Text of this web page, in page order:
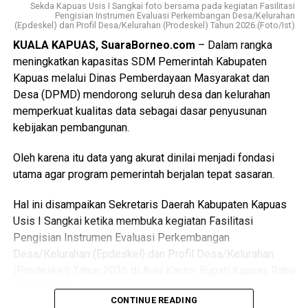
WhatsApp 0 Facebook 0
Messenger 0 Twitter/X 0
Sekda Kapuas Usis I Sangkai foto bersama pada kegiatan Fasilitasi
Pengisian Instrumen Evaluasi Perkembangan Desa/Kelurahan
(Epdeskel) dan Profil Desa/Kelurahan (Prodeskel) Tahun 2026.(Foto/Ist)
KUALA KAPUAS, SuaraBorneo.com – Dalam rangka
meningkatkan kapasitas SDM Pemerintah Kabupaten
Kapuas melalui Dinas Pemberdayaan Masyarakat dan
Desa (DPMD) mendorong seluruh desa dan kelurahan
memperkuat kualitas data sebagai dasar penyusunan
kebijakan pembangunan.
Oleh karena itu data yang akurat dinilai menjadi fondasi
utama agar program pemerintah berjalan tepat sasaran.
Hal ini disampaikan Sekretaris Daerah Kabupaten Kapuas
Usis I Sangkai ketika membuka kegiatan Fasilitasi
Pengisian Instrumen Evaluasi Perkembangan
Desa/Kelurahan (Epdeskel) dan Profil Desa/Kelurahan
(29/7/2026).
CONTINUE READING